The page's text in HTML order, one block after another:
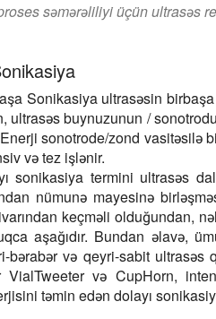
səmərəliliyi üçün ultrasəs
Sonikasiya ultrasəsin
buynuzunun /
sonotrode/zond vasitəsilə
və tez işlənir.
sonikasiya termini ultrasəs
nümunə mayesinə
keçməli olduğundan,
aşağıdır. Bundan əlavə,
bərabər və qeyri-sabit ultrasəs
və CupHorn,
təmin edən dolayı